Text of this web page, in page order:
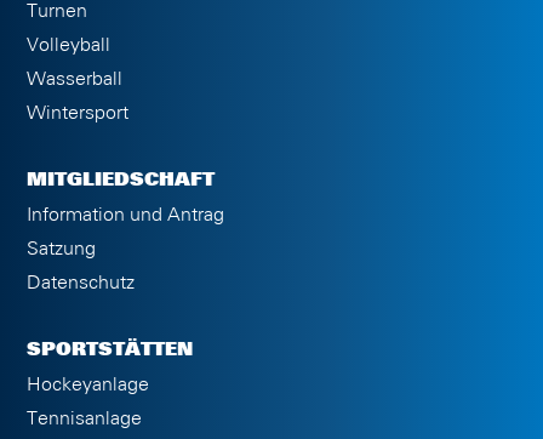
Turnen
Volleyball
Wasserball
Wintersport
MITGLIEDSCHAFT
Information und Antrag
Satzung
Datenschutz
SPORTSTÄTTEN
Hockeyanlage
Tennisanlage